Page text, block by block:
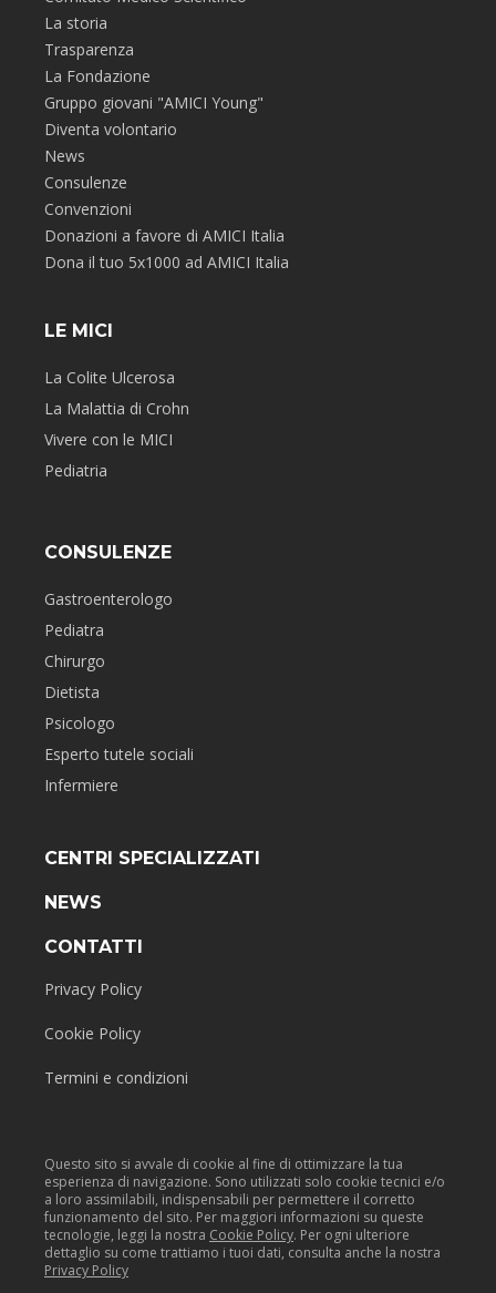
La storia
Trasparenza
La Fondazione
Gruppo giovani "AMICI Young"
Diventa volontario
News
Consulenze
Convenzioni
Donazioni a favore di AMICI Italia
Dona il tuo 5x1000 ad AMICI Italia
LE MICI
La Colite Ulcerosa
La Malattia di Crohn
Vivere con le MICI
Pediatria
CONSULENZE
Gastroenterologo
Pediatra
Chirurgo
Dietista
Psicologo
Esperto tutele sociali
Infermiere
CENTRI SPECIALIZZATI
NEWS
CONTATTI
Privacy Policy
Cookie Policy
Termini e condizioni
Questo sito si avvale di cookie al fine di ottimizzare la tua
esperienza di navigazione. Sono utilizzati solo cookie tecnici e/o
a loro assimilabili, indispensabili per permettere il corretto
funzionamento del sito. Per maggiori informazioni su queste
tecnologie, leggi la nostra Cookie Policy. Per ogni ulteriore
dettaglio su come trattiamo i tuoi dati, consulta anche la nostra
Privacy Policy